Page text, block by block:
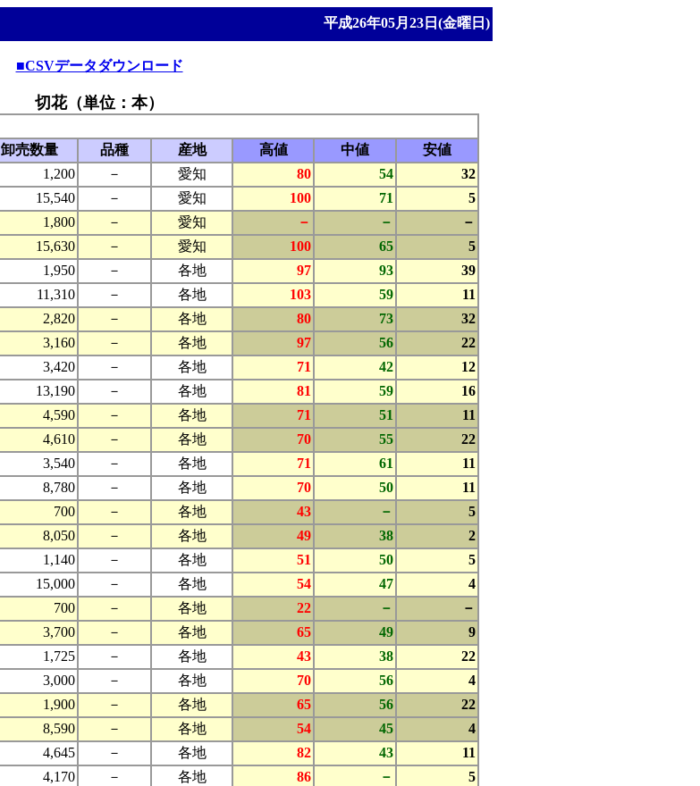
平成26年05月23日(金曜日)
■CSVデータダウンロード
切花（単位：本）
卸売数量 品種 産地 高値 中値
安値
1,200 － 愛知 80 54
32
15,540 － 愛知 100 71
5
1,800 － 愛知 － －
－
15,630 － 愛知 100 65 5
1,950 － 各地 97 93
39
11,310 － 各地 103 59 11
2,820 － 各地 80 73
32
3,160 － 各地 97 56
22
3,420 － 各地 71 42
12
13,190 － 各地 81 59
16
4,590 － 各地 71 51
11
4,610 － 各地 70 55
22
3,540 － 各地 71 61
11
8,780 － 各地 70 50 11
700 － 各地 43 －
5
8,050 － 各地 49 38 2
1,140 － 各地 51 50
5
15,000 － 各地 54 47 4
700 － 各地 22 －
－
3,700 － 各地 65 49
9
1,725 － 各地 43 38
22
3,000 － 各地 70 56
4
1,900 － 各地 65 56
22
8,590 － 各地 54 45
4
4,645 － 各地 82 43
11
4,170 － 各地 86 －
5